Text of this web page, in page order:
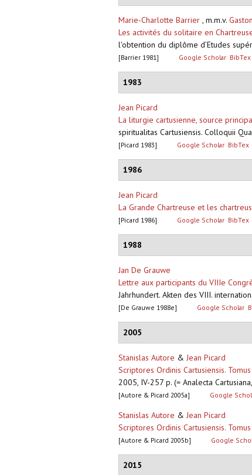
Marie-Charlotte Barrier , m.m.v.
Les activités du solitaire en
l'obtention du diplôme d’Etudes
[Barrier 1981] Google Scholar BibTex
1983
Jean Picard
La liturgie cartusienne, source
spiritualitas Cartusiensis. Colloquii
[Picard 1983] Google Scholar BibTex
1986
Jean Picard
La Grande Chartreuse et les
[Picard 1986] Google Scholar BibTex
1988
Jan De Grauwe
Lettre aux participants du VIIIe
Jahrhundert. Akten des VIII.
[De Grauwe 1988e] Google Scholar
2005
Stanislas Autore & Jean Picard
Scriptores Ordinis Cartusiensis.
2005, IV-257 p. (= Analecta
[Autore & Picard 2005a] Google
Stanislas Autore & Jean Picard
Scriptores Ordinis Cartusiensis.
[Autore & Picard 2005b] Google
2015